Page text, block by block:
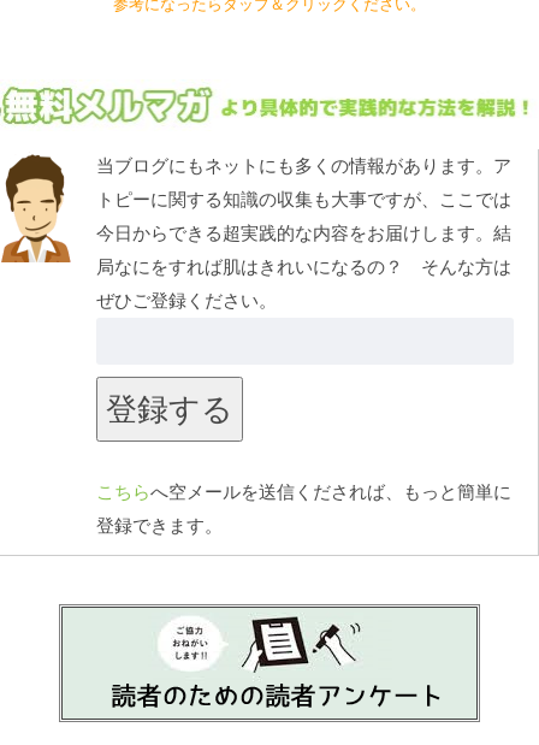
参考になったらタップ＆クリックください。
当ブログにもネットにも多くの情報があります。ア
トピーに関する知識の収集も大事ですが、ここでは
今日からできる超実践的な内容をお届けします。結
局なにをすれば肌はきれいになるの？ そんな方は
ぜひご登録ください。
こちらへ空メールを送信くだされば、もっと簡単に
登録できます。